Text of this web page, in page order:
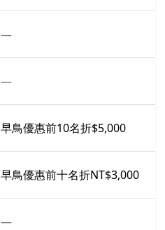
—
—
早鳥優惠前10名折$5,000
早鳥優惠前十名折NT$3,000
—